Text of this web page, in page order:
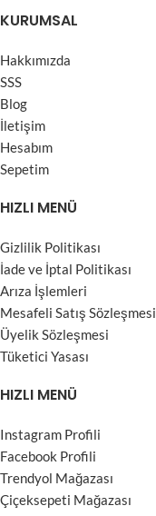
KURUMSAL
Hakkımızda
SSS
Blog
İletişim
Hesabım
Sepetim
HIZLI MENÜ
Gizlilik Politikası
İade ve İptal Politikası
Arıza İşlemleri
Mesafeli Satış Sözleşmesi
Üyelik Sözleşmesi
Tüketici Yasası
HIZLI MENÜ
Instagram Profili
Facebook Profili
Trendyol Mağazası
Çiçeksepeti Mağazası